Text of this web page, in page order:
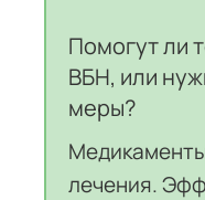
Помогут ли
ВБН, или
меры?
лечения.